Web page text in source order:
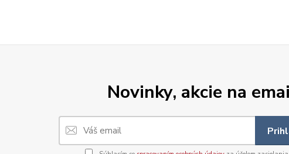
Novinky, akcie na